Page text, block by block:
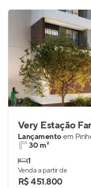
Very Estação
Lançamento em
30 m²
1
Venda a partir de
R$ 451.800